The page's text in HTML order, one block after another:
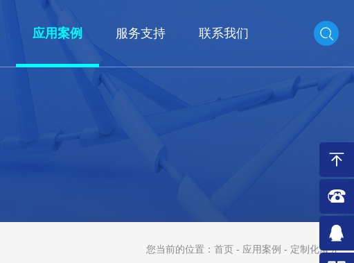
应用案例 服务支持 联系我们
您当前的位置： 首页 - 应用案例 - 定制化服务